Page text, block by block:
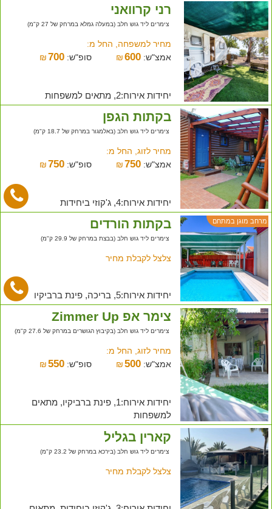
רני קרוואני
צימרים ליד גוש חלב (במעלה גמלא במרחק של 27 ק"מ)
מחיר למשפחה, החל מ:
אמצ"ש:
₪600 סופ"ש: ₪ 700
יחידות אירוח:2, מתאים למשפחות
בקתות הגפן
צימרים ליד גוש חלב (באלמגור במרחק של 18.7 ק"מ)
מחיר לזוג, החל מ:
אמצ"ש:
₪750 סופ"ש: ₪ 750
יחידות אירוח:4, ג'קוזי ביחידות
מרחב מוגן במתחם בקתות הורדים
צימרים ליד גוש חלב (בבצת במרחק של 29.9 ק"מ)
צלצל לקבלת מחיר
יחידות אירוח:5, בריכה, פינת ברביקיו
צימר אפ Zimmer Up
צימרים ליד גוש חלב (בקיבוץ הגושרים במרחק של 27.6 ק"מ)
מחיר לזוג, החל מ:
אמצ"ש:
₪500 סופ"ש: ₪ 550
יחידות אירוח:1, פינת ברביקיו, מתאים
למשפחות
קארין בגליל
צימרים ליד גוש חלב (בירכא במרחק של 23.2 ק"מ)
צלצל לקבלת מחיר